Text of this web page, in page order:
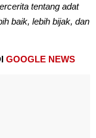
tentang adat
baik, lebih bijak, dan
GOOGLE NEWS